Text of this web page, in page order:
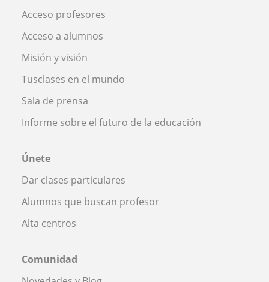
Acceso profesores
Acceso a alumnos
Misión y visión
Tusclases en el mundo
Sala de prensa
Informe sobre el futuro de la educación
Únete
Dar clases particulares
Alumnos que buscan profesor
Alta centros
Comunidad